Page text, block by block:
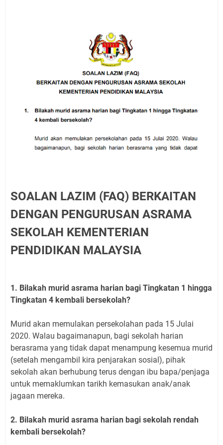
SOALAN LAZIM (FAQ) BERKAITAN
DENGAN PENGURUSAN ASRAMA
SEKOLAH KEMENTERIAN
PENDIDIKAN MALAYSIA
1. Bilakah murid asrama harian bagi Tingkatan 1 hingga
Tingkatan 4 kembali bersekolah?
Murid akan memulakan persekolahan pada 15 Julai
2020. Walau bagaimanapun, bagi sekolah harian
berasrama yang tidak dapat menampung kesemua murid
(setelah mengambil kira penjarakan sosial), pihak
sekolah akan berhubung terus dengan ibu bapa/penjaga
untuk memaklumkan tarikh kemasukan anak/anak
jagaan mereka.
2. Bilakah murid asrama harian bagi sekolah rendah
kembali bersekolah?